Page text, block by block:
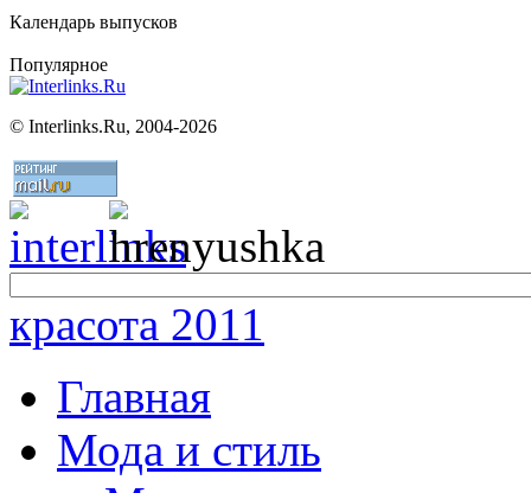
Календарь выпусков
Популярное
© Interlinks.Ru, 2004-2026
красота 2011
Главная
Мода и стиль